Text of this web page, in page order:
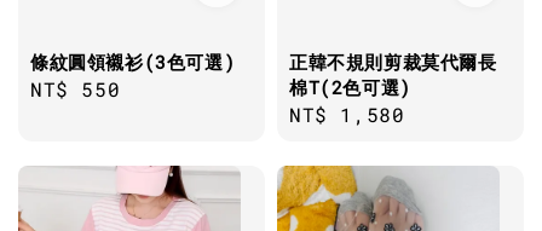
條紋圓領襯衫(3色可選)
Regular
NT$ 550
正韓不規則剪裁莫代爾長
棉T(2色可選)
Regular
NT$ 1,580